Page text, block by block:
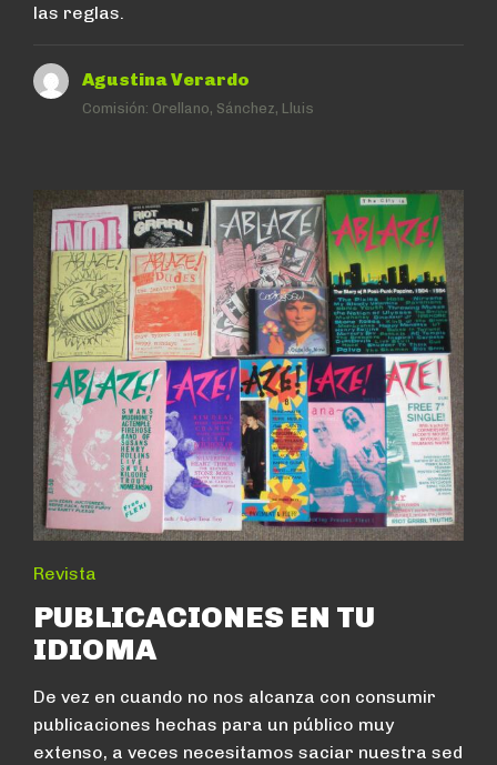
las reglas.
Agustina Verardo
Comisión: Orellano, Sánchez, Lluis
Revista
PUBLICACIONES EN TU
IDIOMA
De vez en cuando no nos alcanza con consumir
publicaciones hechas para un público muy
extenso, a veces necesitamos saciar nuestra sed